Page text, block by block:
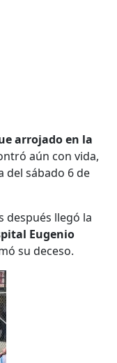
arrojado en la
aún con vida,
del sábado 6 de
después llegó la
Eugenio
su deceso.